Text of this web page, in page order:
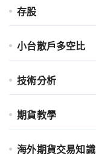
存股
小台散戶多空比
技術分析
期貨教學
海外期貨交易知識